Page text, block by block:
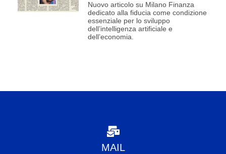
Nuovo articolo su Milano Finanza
dedicato alla fiducia come condizione
essenziale per lo sviluppo
dell’intelligenza artificiale e
dell’economia.
MAIL